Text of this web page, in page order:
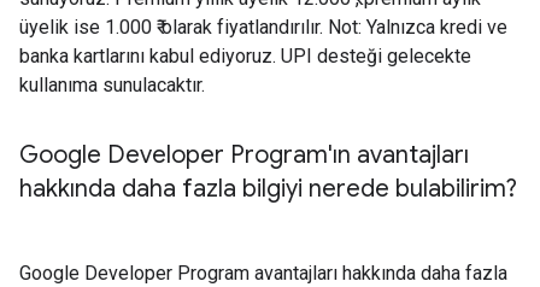
üyelik ise 1.000 ₹ olarak fiyatlandırılır. Not: Yalnızca kredi ve
banka kartlarını kabul ediyoruz. UPI desteği gelecekte
kullanıma sunulacaktır.
Google Developer Program'ın avantajları
hakkında daha fazla bilgiyi nerede bulabilirim?
Google Developer Program avantajları hakkında daha fazla